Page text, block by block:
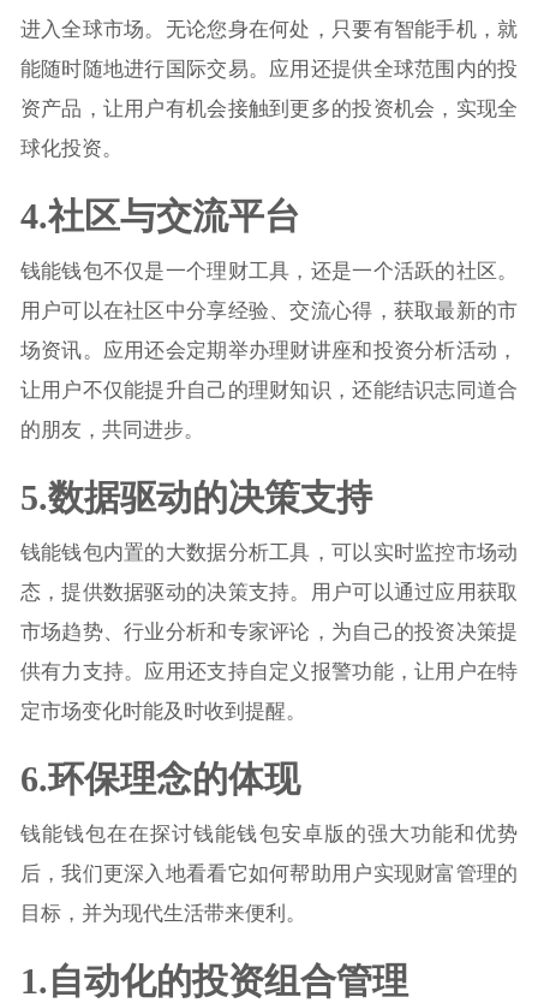
进入全球市场。无论您身在何处，只要有智能手机，就
能随时随地进行国际交易。应用还提供全球范围内的投
资产品，让用户有机会接触到更多的投资机会，实现全
球化投资。
4.社区与交流平台
钱能钱包不仅是一个理财工具，还是一个活跃的社区。
用户可以在社区中分享经验、交流心得，获取最新的市
场资讯。应用还会定期举办理财讲座和投资分析活动，
让用户不仅能提升自己的理财知识，还能结识志同道合
的朋友，共同进步。
5.数据驱动的决策支持
钱能钱包内置的大数据分析工具，可以实时监控市场动
态，提供数据驱动的决策支持。用户可以通过应用获取
市场趋势、行业分析和专家评论，为自己的投资决策提
供有力支持。应用还支持自定义报警功能，让用户在特
定市场变化时能及时收到提醒。
6.环保理念的体现
钱能钱包在在探讨钱能钱包安卓版的强大功能和优势
后，我们更深入地看看它如何帮助用户实现财富管理的
目标，并为现代生活带来便利。
1.自动化的投资组合管理